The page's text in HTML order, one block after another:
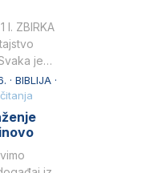
odnose s
I. ZBIRKA
je
Gospoda
dovijeka.2
· BIBLIJA ·